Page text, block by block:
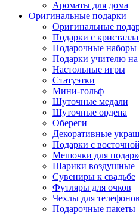
Ароматы для дома
Оригинальные подарки
Оригинальные
Подарки с
Подарочные наборы
Подарки учителю
Настольные игры
Статуэтки
Мини-гольф
Шуточные медали
Шуточные ордена
Обереги
Декоративные
Подарки с
Мешочки для
Шарики воздушные
Сувениры к свадьбе
Футляры для очков
Чехлы для
Подарочные пакеты